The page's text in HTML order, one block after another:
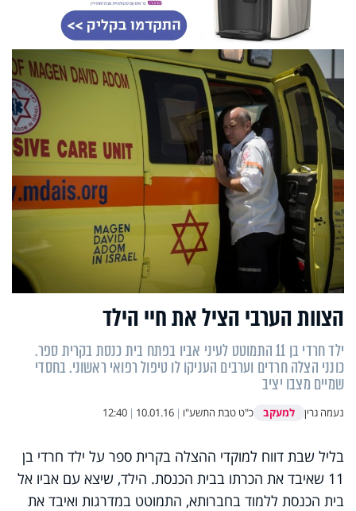
הצוות הערבי הציל את חיי הילד
ילד חרדי בן 11 התמוטט לעיני אביו בפתח בית כנסת בקרית ספר.
כונני הצלה חרדים וערבים העניקו לו טיפול רפואי ראשוני. בחסדי
שמיים מצבו יציב
נעמה גרין למעקב כ"ט טבת התשע"ו |
10.01.16
|
12:40
בליל שבת דווח למוקדי ההצלה בקרית ספר על ילד חרדי בן
11 שאיבד את הכרתו בבית הכנסת. הילד, שיצא עם אביו אל
בית הכנסת ללמוד בחברותא, התמוטט במדרגות ואיבד את